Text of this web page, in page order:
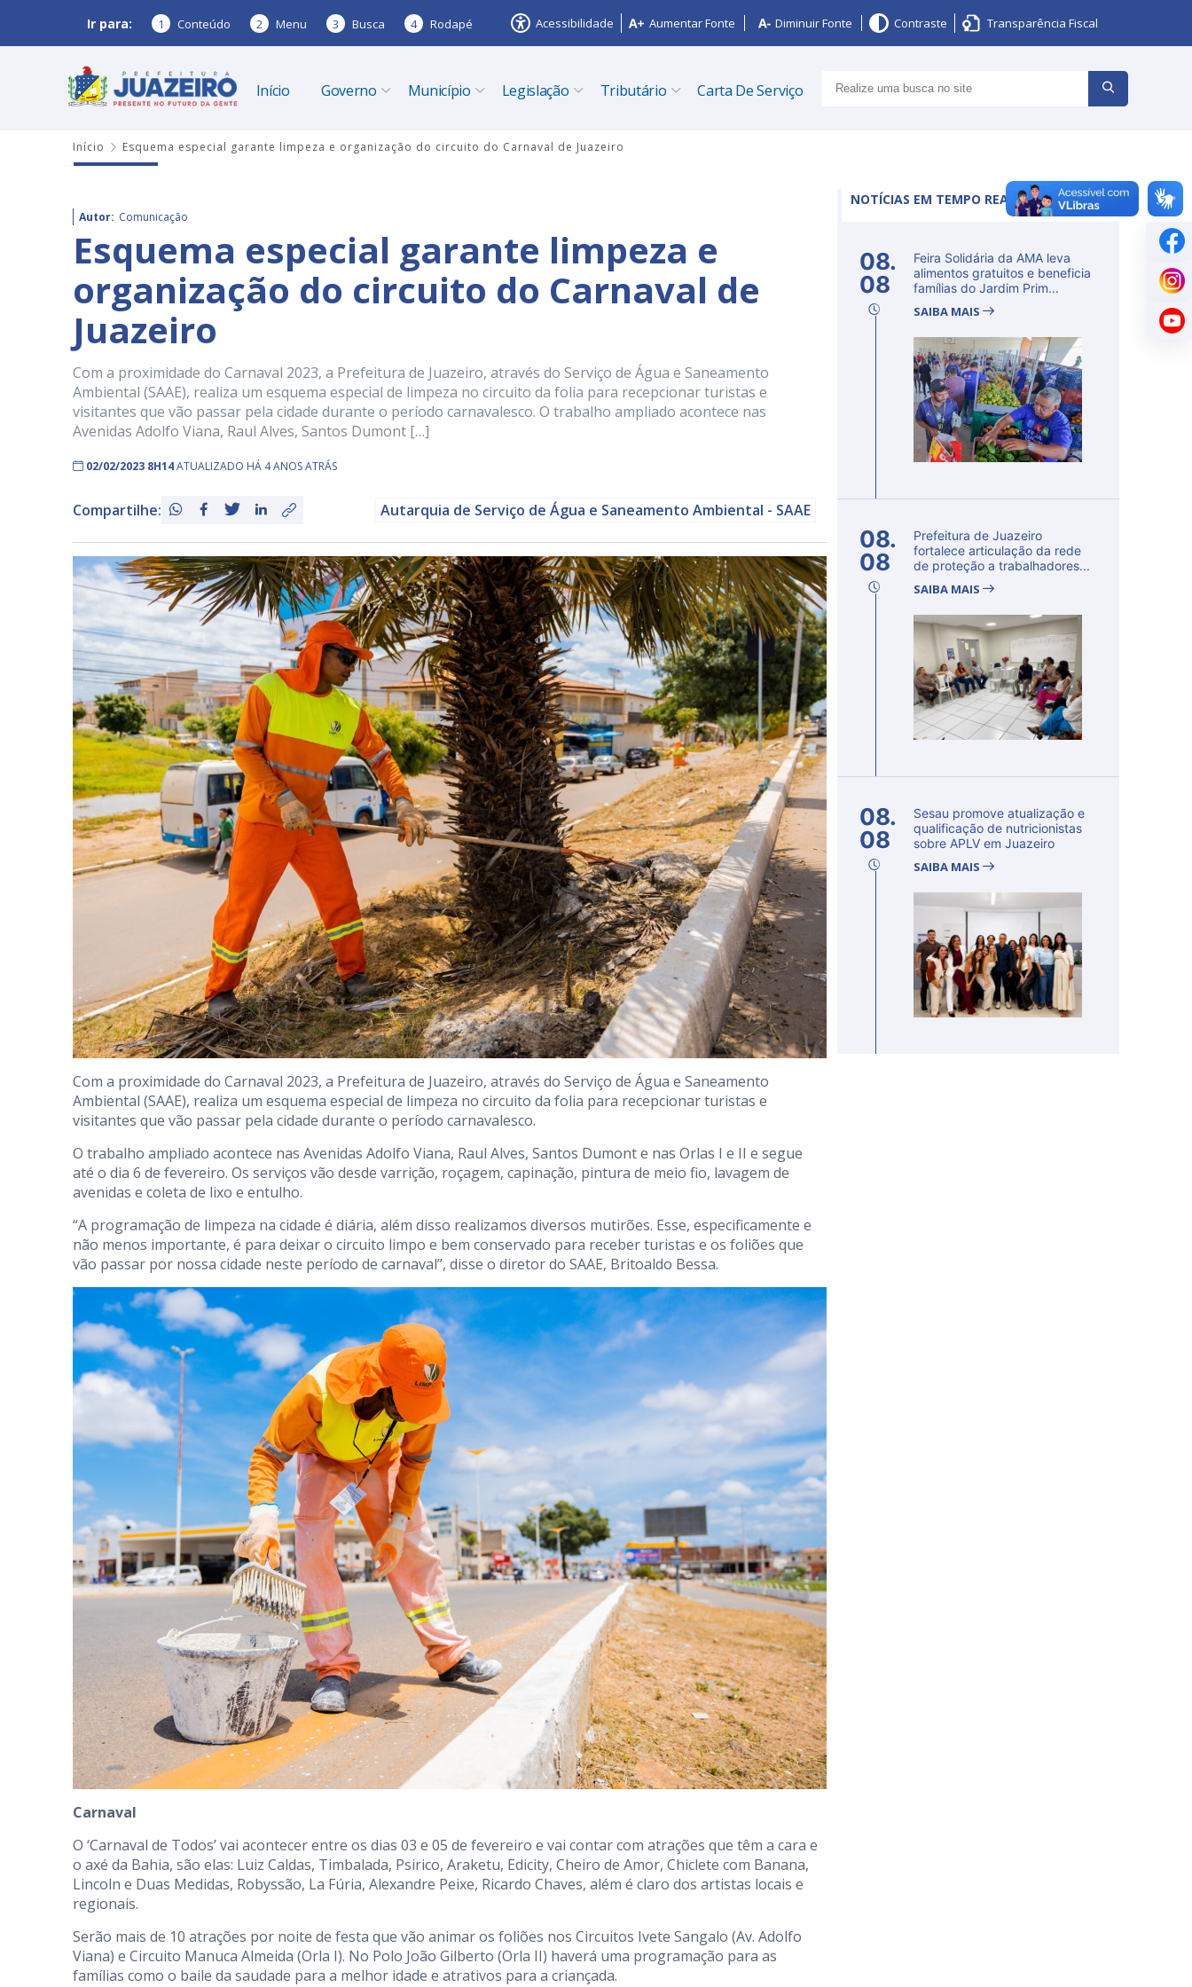
Ir para: 1 Conteúdo 2 Menu 3 Busca 4 Rodapé Acessibilidade Aumentar Fonte Diminuir Fonte Contraste Transparência Fiscal
Início Governo Município Legislação Tributário Carta De Serviço
Início Esquema especial garante limpeza e organização do circuito do Carnaval de Juazeiro
Autor: Comunicação
Esquema especial garante limpeza e
organização do circuito do Carnaval de
Juazeiro
Com a proximidade do Carnaval 2023, a Prefeitura de Juazeiro, através do Serviço de Água e Saneamento
Ambiental (SAAE), realiza um esquema especial de limpeza no circuito da folia para recepcionar turistas e
visitantes que vão passar pela cidade durante o período carnavalesco. O trabalho ampliado acontece nas
Avenidas Adolfo Viana, Raul Alves, Santos Dumont […]
02/02/2023 8H14ATUALIZADO HÁ 4 ANOS ATRÁS
Compartilhe: Autarquia de Serviço de Água e Saneamento Ambiental - SAAE
Com a proximidade do Carnaval 2023, a Prefeitura de Juazeiro, através do Serviço de Água e Saneamento
Ambiental (SAAE), realiza um esquema especial de limpeza no circuito da folia para recepcionar turistas e
visitantes que vão passar pela cidade durante o período carnavalesco.
O trabalho ampliado acontece nas Avenidas Adolfo Viana, Raul Alves, Santos Dumont e nas Orlas I e II e segue
até o dia 6 de fevereiro. Os serviços vão desde varrição, roçagem, capinação, pintura de meio fio, lavagem de
avenidas e coleta de lixo e entulho.
“A programação de limpeza na cidade é diária, além disso realizamos diversos mutirões. Esse, especificamente e
não menos importante, é para deixar o circuito limpo e bem conservado para receber turistas e os foliões que
vão passar por nossa cidade neste período de carnaval”, disse o diretor do SAAE, Britoaldo Bessa.
Carnaval
O ‘Carnaval de Todos’ vai acontecer entre os dias 03 e 05 de fevereiro e vai contar com atrações que têm a cara e
o axé da Bahia, são elas: Luiz Caldas, Timbalada, Psirico, Araketu, Edicity, Cheiro de Amor, Chiclete com Banana,
Lincoln e Duas Medidas, Robyssão, La Fúria, Alexandre Peixe, Ricardo Chaves, além é claro dos artistas locais e
regionais.
Serão mais de 10 atrações por noite de festa que vão animar os foliões nos Circuitos Ivete Sangalo (Av. Adolfo
Viana) e Circuito Manuca Almeida (Orla I). No Polo João Gilberto (Orla II) haverá uma programação para as
famílias como o baile da saudade para a melhor idade e atrativos para a criançada.
NOTÍCIAS EM TEMPO REAL
08.
08
Feira Solidária da AMA leva
alimentos gratuitos e beneficia
famílias do Jardim Prim...
SAIBA MAIS
08.
08
Prefeitura de Juazeiro
fortalece articulação da rede
de proteção a trabalhadores...
SAIBA MAIS
08.
08
Sesau promove atualização e
qualificação de nutricionistas
sobre APLV em Juazeiro
SAIBA MAIS